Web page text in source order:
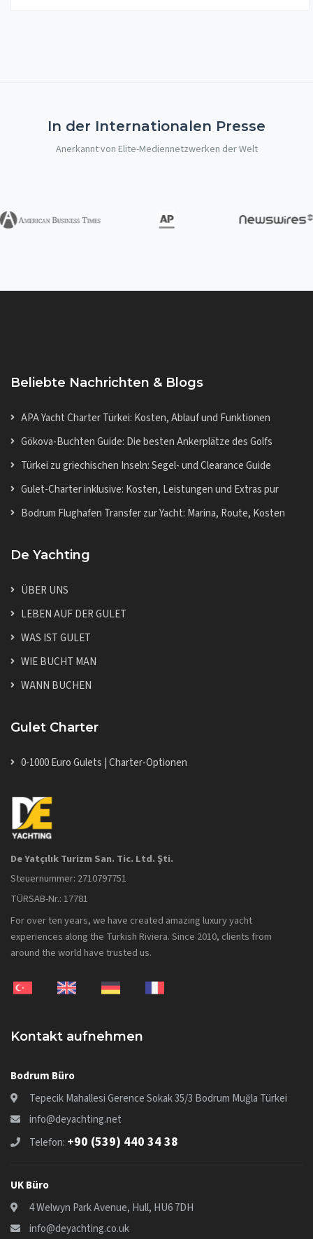
In der Internationalen Presse
Anerkannt von Elite-Mediennetzwerken der Welt
Beliebte Nachrichten & Blogs
APA Yacht Charter Türkei: Kosten, Ablauf und Funktionen
Gökova-Buchten Guide: Die besten Ankerplätze des Golfs
Türkei zu griechischen Inseln: Segel- und Clearance Guide
Gulet-Charter inklusive: Kosten, Leistungen und Extras pur
Bodrum Flughafen Transfer zur Yacht: Marina, Route, Kosten
De Yachting
ÜBER UNS
LEBEN AUF DER GULET
WAS IST GULET
WIE BUCHT MAN
WANN BUCHEN
Gulet Charter
0-1000 Euro Gulets | Charter-Optionen
De Yatçılık Turizm San. Tic. Ltd. Şti.
Steuernummer: 2710797751
TÜRSAB-Nr.: 17781
For over ten years, we have created amazing luxury yacht
experiences along the Turkish Riviera. Since 2010, clients from
around the world have trusted us.
Kontakt aufnehmen
Bodrum Büro
Tepecik Mahallesi Gerence Sokak 35/3 Bodrum Muğla Türkei
info@deyachting.net
Telefon: +90 (539) 440 34 38
UK Büro
4 Welwyn Park Avenue, Hull, HU6 7DH
info@deyachting.co.uk